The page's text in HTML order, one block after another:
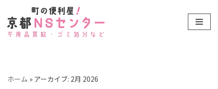
コ
ン
ツ
ホーム » アーカイブ: 2月 2026